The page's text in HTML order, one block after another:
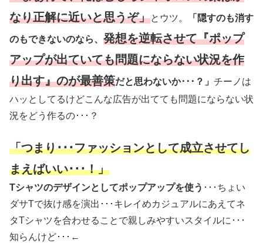
なり正解に近いと思うぞ」とウツ。 「隠すのも消す
のもできないのなら、 発想を逆転させて『ポップ
アップが出ていても問題にならない状況を作
り出す』のが最善策だと思わないか･･･？」 チーノは
ハッとしてるけどこんな広告が出てても問題にならない状
況をどう作るの･･･？
「つまり･･･ファッションとして成立させてし
まえばいい･･･！」
Tシャツのデザインとしてポップアップを使う ･･･ちょい
ダサTで抜け感を演出･･･キレイめカジュアルにあえてネ
タTシャツを合わせることで親しみやすいスタイルに･･･
知らんけど･･･←